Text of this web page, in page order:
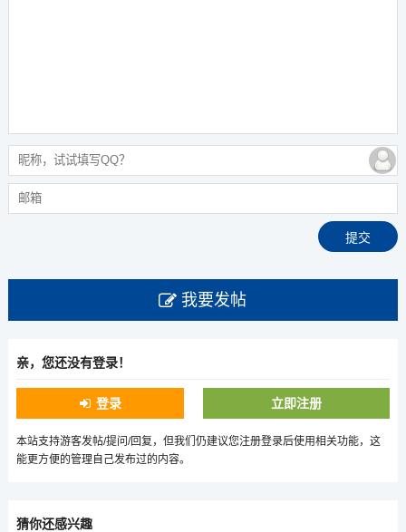
我要发帖
亲，您还没有登录！
登录 立即注册
本站支持游客发帖/提问/回复，但我们仍建议您注册登录后使用相关功能，这
能更方便的管理自己发布过的内容。
猜你还感兴趣